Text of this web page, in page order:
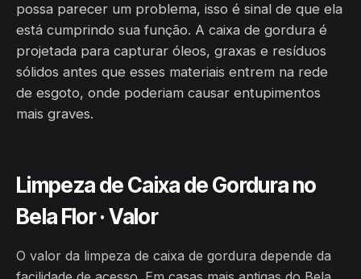
possa parecer um problema, isso é sinal de que ela
está cumprindo sua função. A caixa de gordura é
projetada para capturar óleos, graxas e resíduos
sólidos antes que esses materiais entrem na rede
de esgoto, onde poderiam causar entupimentos
mais graves.
Limpeza de Caixa de Gordura no
Bela Flor · Valor
O valor da limpeza de caixa de gordura depende da